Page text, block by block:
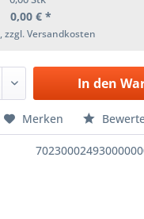
0,00 € *
zzgl. Versandkosten
In den
Merken